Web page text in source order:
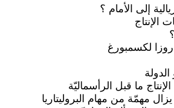
إلى الأمام ؟
الإنتاج
روزا لكسمبورغ
ما قبل الرأسماليّة
مهمّة من مهام البروليتاريا